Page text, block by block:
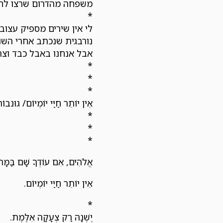
משפחה מהדרום שרצו לחסוך ל4 ילדיהם את טרואמת האזעקות, והם
*
לי אין שירים מספיק
נורבגית שנכתב אחרי
אבל אנחנו באבל כבד
*
*
*
אֵין יוֹתֵר חַיַּי יוֹמְיוֹם/
*
*
*
אֱלֹהִים, אִם עוֹדְךָ שָׁם
אֵין יוֹתֵר חַיַּי יוֹמְיוֹם.
*
יֶשְׁנָהּ רַק צְעָקָה אִלֶּמֶת.